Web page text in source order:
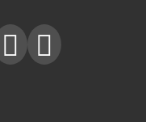
 